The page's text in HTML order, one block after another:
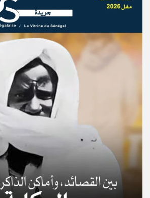
© Copyright 2025, APS